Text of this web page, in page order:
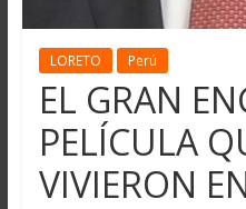
LORETO Perú
EL GRAN
PELÍCULA
VIVIERON